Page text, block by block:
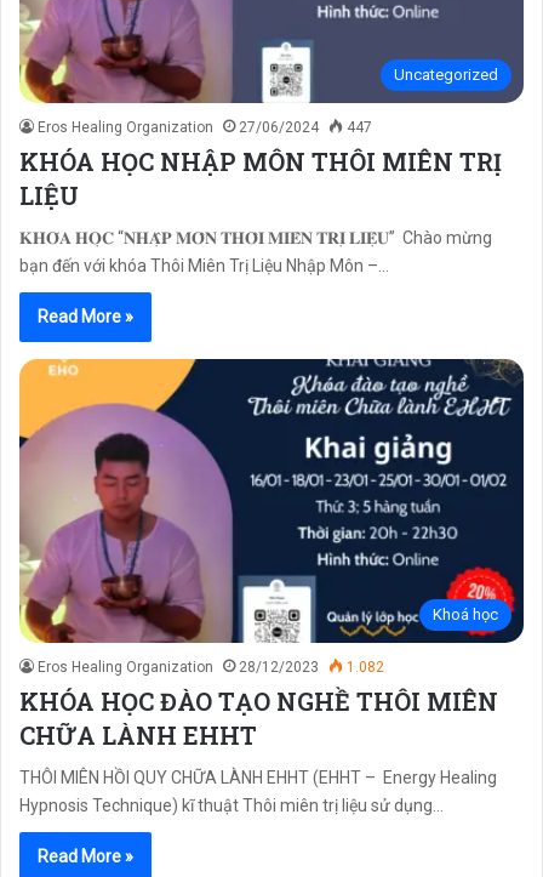
Uncategorized
Eros Healing Organization 27/06/2024 447
KHÓA HỌC NHẬP MÔN THÔI MIÊN TRỊ
LIỆU
𝐊𝐇𝐎́𝐀 𝐇𝐎̣𝐂 “𝐍𝐇𝐀̣̂𝐏 𝐌𝐎̂𝐍 𝐓𝐇𝐎̂𝐈 𝐌𝐈𝐄̂𝐍 𝐓𝐑𝐈̣ 𝐋𝐈𝐄̣̂𝐔” Chào mừng
bạn đến với khóa Thôi Miên Trị Liệu Nhập Môn –…
Read More »
Khoá học
Eros Healing Organization 28/12/2023 1.082
KHÓA HỌC ĐÀO TẠO NGHỀ THÔI MIÊN
CHỮA LÀNH EHHT
THÔI MIÊN HỒI QUY CHỮA LÀNH EHHT (EHHT – Energy Healing
Hypnosis Technique) kĩ thuật Thôi miên trị liệu sử dụng…
Read More »